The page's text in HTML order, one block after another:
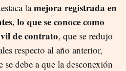
lamejora registrada en
lo que se conoce como
de contrato, que se redujo
respecto al año anterior,
debe a que la desconexión